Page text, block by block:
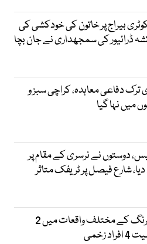
بیراج پر خاتون کی خودکشی کی
ڈرائیور کی سمجھداری نے جان بچا
دفاعی معاہدہ، کراچی سبز و
میں نہا گیا
دوستوں نے نرسری کے مقام پر
شارع فیصل پر ٹریفک متاثر
کراچی: فائرنگ کے مختلف واقعات میں 2
زخمی